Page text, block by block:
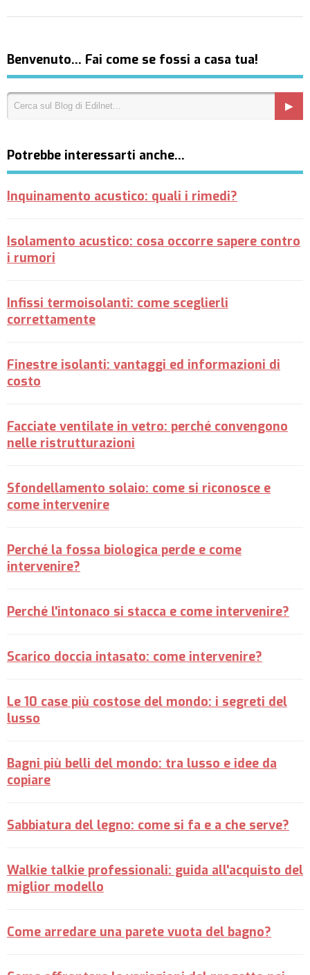
Benvenuto… Fai come se fossi a casa tua!
Potrebbe interessarti anche…
Inquinamento acustico: quali i rimedi?
Isolamento acustico: cosa occorre sapere contro
i rumori
Infissi termoisolanti: come sceglierli
correttamente
Finestre isolanti: vantaggi ed informazioni di
costo
Facciate ventilate in vetro: perché convengono
nelle ristrutturazioni
Sfondellamento solaio: come si riconosce e
come intervenire
Perché la fossa biologica perde e come
intervenire?
Perché l'intonaco si stacca e come intervenire?
Scarico doccia intasato: come intervenire?
Le 10 case più costose del mondo: i segreti del
lusso
Bagni più belli del mondo: tra lusso e idee da
copiare
Sabbiatura del legno: come si fa e a che serve?
Walkie talkie professionali: guida all'acquisto del
miglior modello
Come arredare una parete vuota del bagno?